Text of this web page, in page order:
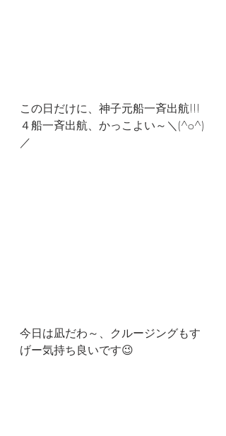
この日だけに、神子元船一斉出航!!!
４船一斉出航、かっこよい～＼(^o^)
／
今日は凪だわ～、クルージングもす
げー気持ち良いです😉